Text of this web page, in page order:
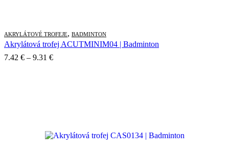
AKRYLÁTOVÉ TROFEJE, BADMINTON
Akrylátová trofej ACUTMINIM04 | Badminton
7.42 € – 9.31 €Price